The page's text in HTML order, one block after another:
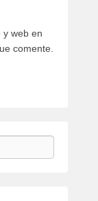
y web en
comente.